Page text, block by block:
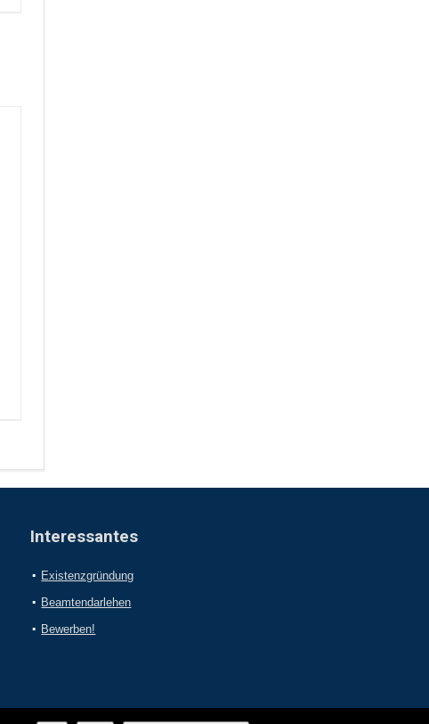
Interessantes
Existenzgründung
Beamtendarlehen
Bewerben!